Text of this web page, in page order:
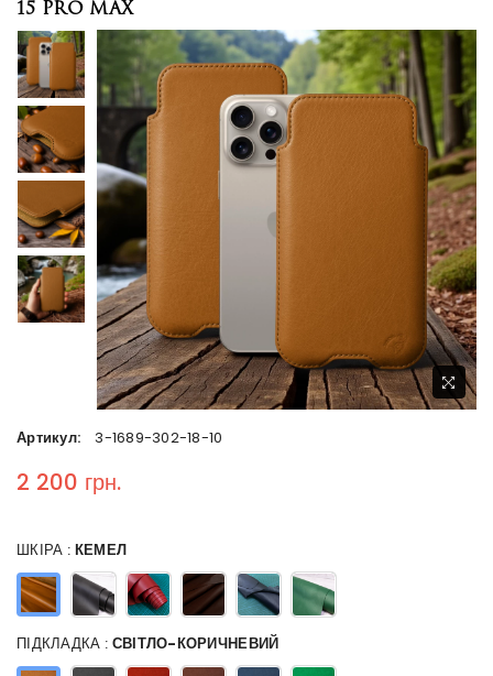
15 Pro Max
Артикул: 3-1689-302-18-10
Regular price
2 200 грн.
ШКІРА : КЕМЕЛ
ПІДКЛАДКА : СВІТЛО-КОРИЧНЕВИЙ